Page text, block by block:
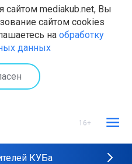
сайтом mediakub.net, Вы
сайтом cookies
на обработку
данных
16+
КУБа